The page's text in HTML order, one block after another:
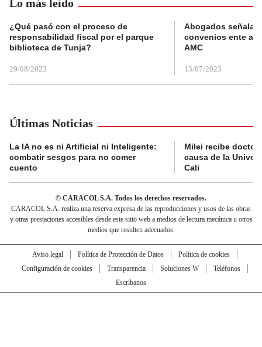
Lo más leído
¿Qué pasó con el proceso de
responsabilidad fiscal por el parque
biblioteca de Tunja?
29/08/2023
Abogados
convenios ente
AMC
13/07/2023
Últimas Noticias
La IA no es ni Artificial ni Inteligente:
combatir sesgos para no comer
cuento
Milei recibe
causa de la
Cali
© CARACOL S.A. Todos los derechos reservados.
CARACOL S.A. realiza una reserva expresa de las reproducciones y usos de las obras
y otras prestaciones accesibles desde este sitio web a medios de lectura mecánica u otros
medios que resulten adecuados.
Aviso legal Política de Protección de Datos
Política de cookies
Configuración de cookies
Transparencia Soluciones W
Teléfonos
Escríbanos